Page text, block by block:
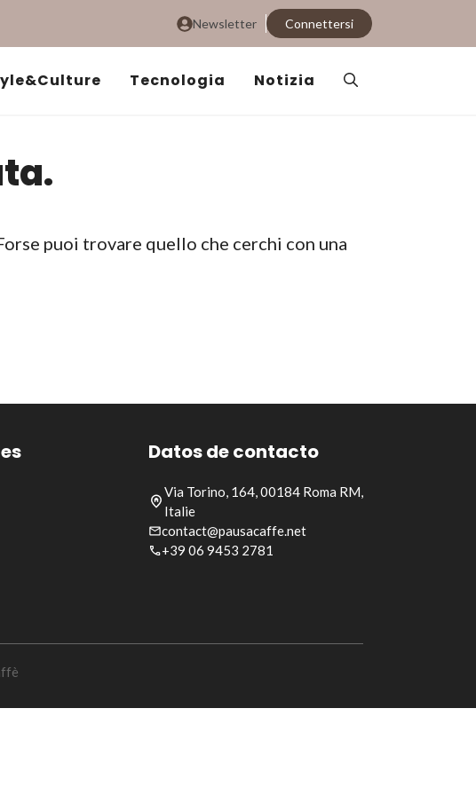
Newsletter Connettersi
Tecnologia Notizia
puoi trovare quello che cerchi con una
Datos de contacto
Via Torino, 164, 00184 Roma RM,
Italie
contact@pausacaffe.net
+39 06 9453 2781